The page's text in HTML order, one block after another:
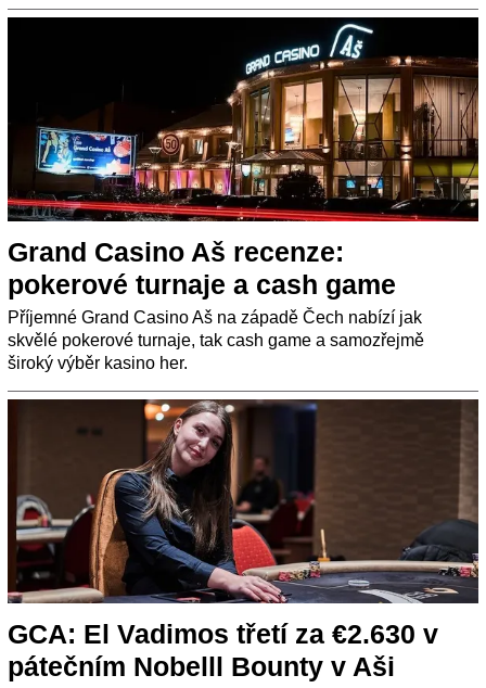
Grand Casino Aš recenze:
pokerové turnaje a cash game
Příjemné Grand Casino Aš na západě Čech nabízí jak
skvělé pokerové turnaje, tak cash game a samozřejmě
široký výběr kasino her.
GCA: El Vadimos třetí za €2.630 v
pátečním Nobelll Bounty v Aši